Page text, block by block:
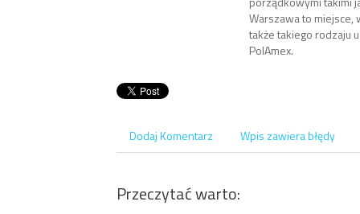
Warszawa to
także takiego rodzaju
PolAmex.
Dodaj Komentarz Wpis zawiera błędy
Przeczytać warto: